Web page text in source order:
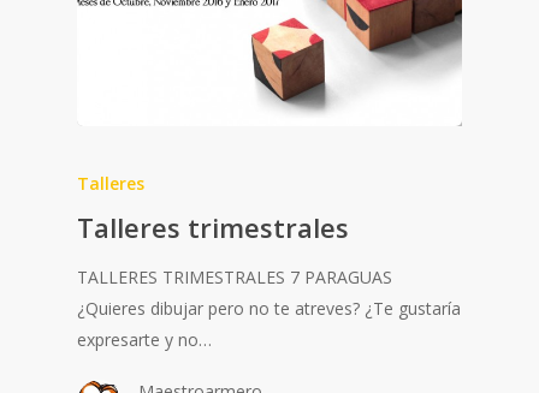
Talleres
Talleres trimestrales
TALLERES TRIMESTRALES 7 PARAGUAS
¿Quieres dibujar pero no te atreves? ¿Te gustaría
expresarte y no…